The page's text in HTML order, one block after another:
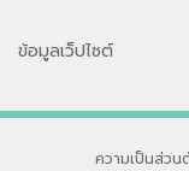
ข้อมูลเว็ปไซต์
ความเป็นส่วน